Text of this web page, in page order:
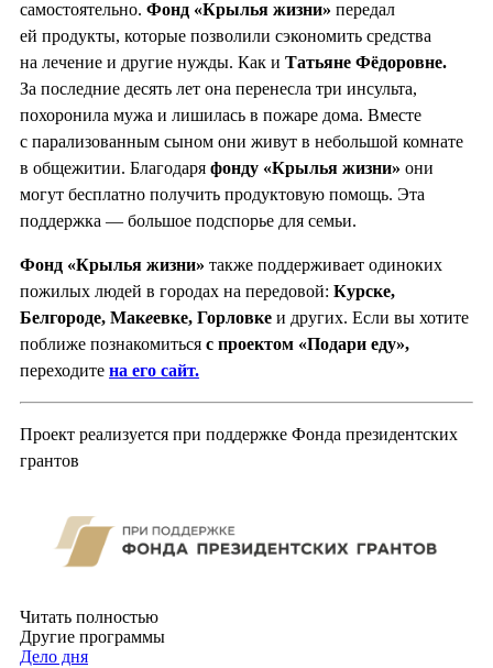
самостоятельно. Фонд «Крылья жизни» передал
ей продукты, которые позволили сэкономить средства
на лечение и другие нужды. Как и Татьяне Фёдоровне.
За последние десять лет она перенесла три инсульта,
похоронила мужа и лишилась в пожаре дома. Вместе
с парализованным сыном они живут в небольшой комнате
в общежитии. Благодаря фонду «Крылья жизни» они
могут бесплатно получить продуктовую помощь. Эта
поддержка — большое подспорье для семьи.
Фонд «Крылья жизни» также поддерживает одиноких
пожилых людей в городах на передовой: Курске,
Белгороде, Макеевке, Горловке и других. Если вы хотите
поближе познакомиться с проектом «Подари еду»,
переходите на его сайт.
Проект реализуется при поддержке Фонда президентских
грантов
Читать полностью
Другие программы
Дело дня